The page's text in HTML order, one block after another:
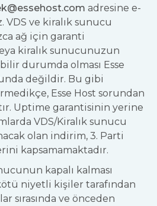
adresine e-
ve kiralık sunucu
ağ için garanti
kiralık sunucunuzun
durumda olması Esse
değildir. Bu gibi
Esse Host sorundan
Uptime garantisinin yerine
VDS/Kiralık sunucu
olan indirim, 3. Parti
kapsamamaktadır.
kapalı kalması
niyetli kişiler tarafından
sırasında ve önceden